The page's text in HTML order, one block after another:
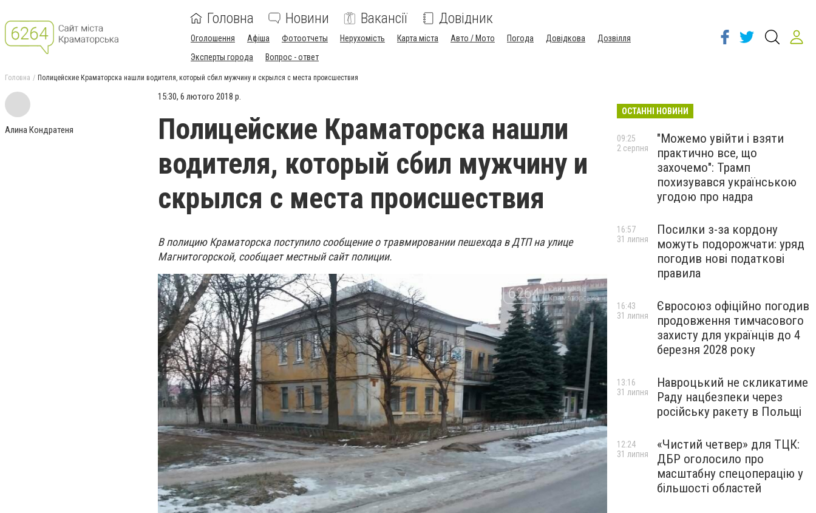
Головна Новини Вакансії Довідник
Оголошення Афіша Фотоотчеты Нерухомість Карта міста Авто / Мото Погода Довідкова
Дозвілля
Эксперты города
Вопрос - ответ
Головна Полицейские Краматорска нашли водителя, который сбил мужчину и скрылся с места происшествия
Алина Кондратеня
15:30, 6 лютого 2018 р.
Полицейские Краматорска нашли
водителя, который сбил мужчину и
скрылся с места происшествия
В полицию Краматорска поступило сообщение о травмировании пешехода в ДТП на улице
Магнитогорской, сообщает местный сайт полиции.
ОСТАННІ НОВИНИ
"Можемо увійти і взяти
практично все, що
захочемо": Трамп
похизувався українською
угодою про надра
09:25
2 серпня
Посилки з-за кордону
можуть подорожчати: уряд
погодив нові податкові
правила
16:57
31 липня
Євросоюз офіційно погодив
продовження тимчасового
захисту для українців до 4
березня 2028 року
16:43
31 липня
Навроцький не скликатиме
Раду нацбезпеки через
російську ракету в Польщі
13:16
31 липня
«Чистий четвер» для ТЦК:
ДБР оголосило про
масштабну спецоперацію у
більшості областей
12:24
31 липня